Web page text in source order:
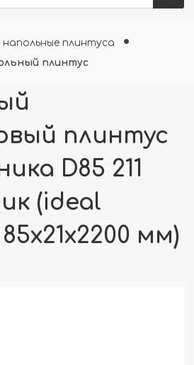
напольные плинтуса
плинтус
плинтус
D85 211
(ideal
мм)